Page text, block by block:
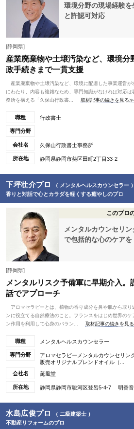
環境分野の現場経験
と許認可対応
[静岡県]
産業廃棄物や土壌汚染など、環境分
政手続きまで一貫支援
産業廃棄物や土壌汚染など、環境に配慮した事業運営が
にわたり、内容も複雑なため、専門知識がなければ対応
務所を構える「久保山行政書...
取材記事の続きを見る≫
職種 行政書士
専門分野
会社名 久保山行政書士事務所
所在地 静岡県静岡市葵区田町2丁目33-2
下坪壮介プロ
（ メンタルヘルスカウンセラー ）
香りと対話で心とカラダを軽くする癒やしのプロ
このプロ
メンタルカウンセリ
で包括的な心のケアを
[静岡県]
メンタルリスク予備軍に早期介入。
話でアプローチ
アロマセラピーとは、植物の香り成分を鼻や肌から取り
ンに役立てる自然療法のこと。フランスをはじめ世界の
ン作用を利用して心身のバラン...
取材記事の続きを見
職種 メンタルヘルスカウンセラー
専門分野
アロマセラピーメンタルカウンセリン
販売オリジナルブレンドオイル（...
会社名
薫風堂
所在地 静岡県静岡市駿河区登呂5-4-7 明香
水島広俊プロ
（ 二級建築士 ）
不動産リフォームのプロ